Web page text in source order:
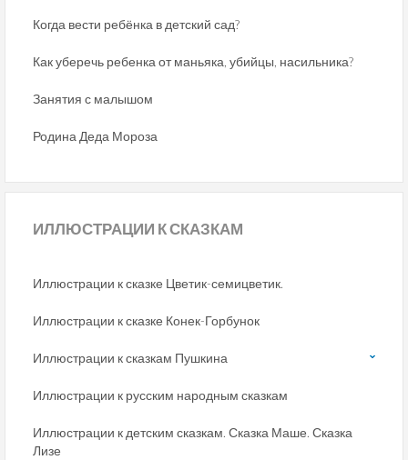
Когда вести ребёнка в детский сад?
Как уберечь ребенка от маньяка, убийцы, насильника?
Занятия с малышом
Родина Деда Мороза
ИЛЛЮСТРАЦИИ К СКАЗКАМ
Иллюстрации к сказке Цветик-семицветик.
Иллюстрации к сказке Конек-Горбунок
Иллюстрации к сказкам Пушкина
Иллюстрации к русским народным сказкам
Иллюстрации к детским сказкам. Сказка Маше. Сказка
Лизе